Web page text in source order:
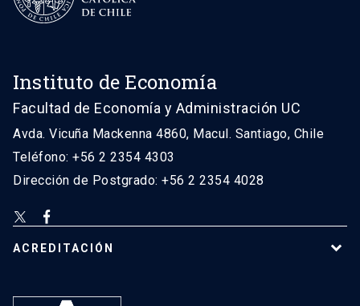
Instituto de Economía
Facultad de Economía y Administración UC
Avda. Vicuña Mackenna 4860, Macul. Santiago, Chile
Teléfono: +56 2 2354 4303
Dirección de Postgrado: +56 2 2354 4028
ACREDITACIÓN